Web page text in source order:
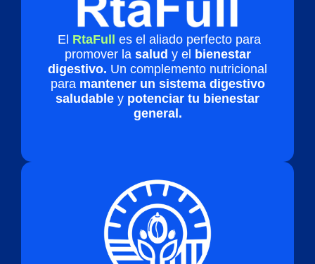
El RtaFull es el aliado perfecto para
promover la salud y el bienestar
digestivo. Un complemento nutricional
para mantener un sistema digestivo
saludable y potenciar tu bienestar
general.